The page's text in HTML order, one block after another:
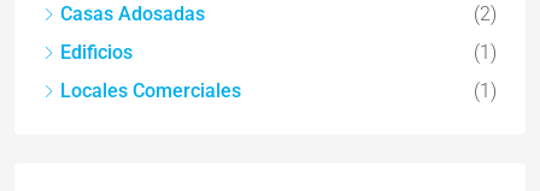
Casas Adosadas
(2)
Edificios
(1)
Locales Comerciales
(1)